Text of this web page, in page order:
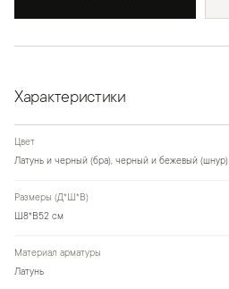
Характеристики
Цвет
Латунь и черный (бра), черный и бежевый (шнур)
Размеры (Д*Ш*В)
Ш8*В52 см
Материал арматуры
Латунь